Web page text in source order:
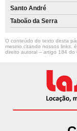
Santo André
Taboão da Serra
O conteúdo do texto desta
mesmo citando nossos links,
direito autoral – artigo 184 do